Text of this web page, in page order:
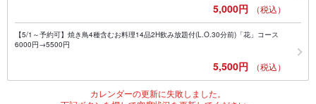
5,000円 （税込）
【5/1～予約可】焼き鳥4種含むお料理14品2H飲み放題付(L.O.30分前)「花」コース
6000円→5500円
5,500円 （税込）
カレンダーの更新に失敗しました。